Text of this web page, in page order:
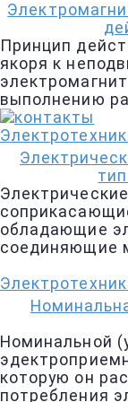
Принцип
якоря к
выполнению
обладающие
соединяющие
Номинальной
которую он
потребления